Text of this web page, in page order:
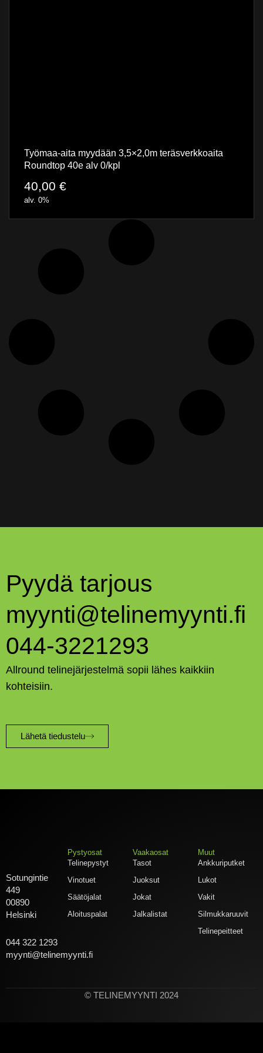
Työmaa-aita myydään 3,5×2,0m teräsverkkoaita
Roundtop 40e alv 0/kpl
40,00 €
alv. 0%
Pyydä tarjous
myynti@telinemyynti.fi
044-3221293
Allround telinejärjestelmä sopii lähes kaikkiin
kohteisiin.
Lähetä tiedustelu
Sotungintie
449
00890
Helsinki
044 322 1293
myynti@telinemyynti.fi
Pystyosat
Telinepystyt
Vinotuet
Säätöjalat
Aloituspalat
Vaakaosat
Tasot
Juoksut
Jokat
Jalkalistat
Muut
Ankkuriputket
Lukot
Vakit
Silmukkaruuvit
Telinepeitteet
© TELINEMYYNTI 2024